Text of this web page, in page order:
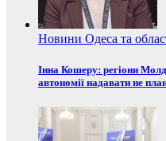
Новини Одеса та
Інна Кошеру: регіони
автономії надавати не